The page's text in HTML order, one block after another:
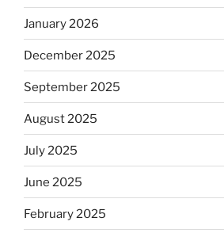
January 2026
December 2025
September 2025
August 2025
July 2025
June 2025
February 2025